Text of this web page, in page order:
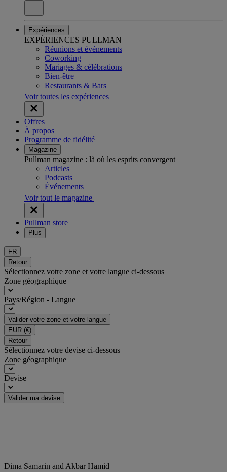
Expériences
EXPÉRIENCES PULLMAN
Réunions et événements
Coworking
Mariages & célébrations
Bien-être
Restaurants & Bars
Voir toutes les expériences
Offres
À propos
Programme de fidélité
Magazine
Pullman magazine : là où les esprits convergent
Articles
Podcasts
Événements
Voir tout le magazine
Pullman store
Plus
FR
Retour
Sélectionnez votre zone et votre langue ci-dessous
Zone géographique
Pays/Région - Langue
Valider votre zone et votre langue
EUR (€)
Retour
Sélectionnez votre devise ci-dessous
Zone géographique
Devise
Valider ma devise
Dima Samarin and Akbar Hamid